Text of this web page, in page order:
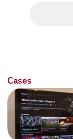
Cases